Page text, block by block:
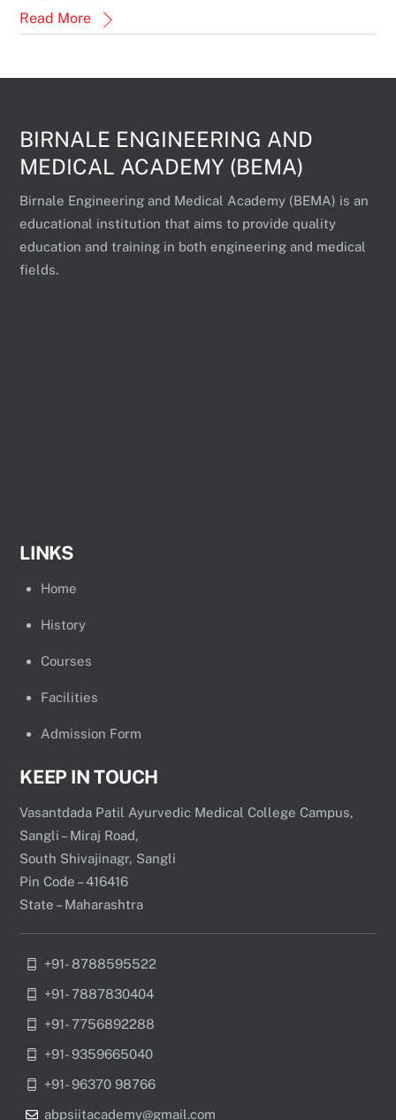
Read More
BIRNALE ENGINEERING AND
MEDICAL ACADEMY (BEMA)
Birnale Engineering and Medical Academy (BEMA) is an
educational institution that aims to provide quality
education and training in both engineering and medical
fields.
LINKS
Home
History
Courses
Facilities
Admission Form
KEEP IN TOUCH
Vasantdada Patil Ayurvedic Medical College Campus,
Sangli – Miraj Road,
South Shivajinagr, Sangli
Pin Code – 416416
State – Maharashtra
+91- 8788595522
+91- 7887830404
+91- 7756892288
+91- 9359665040
+91- 96370 98766
abpsiitacademy@gmail.com